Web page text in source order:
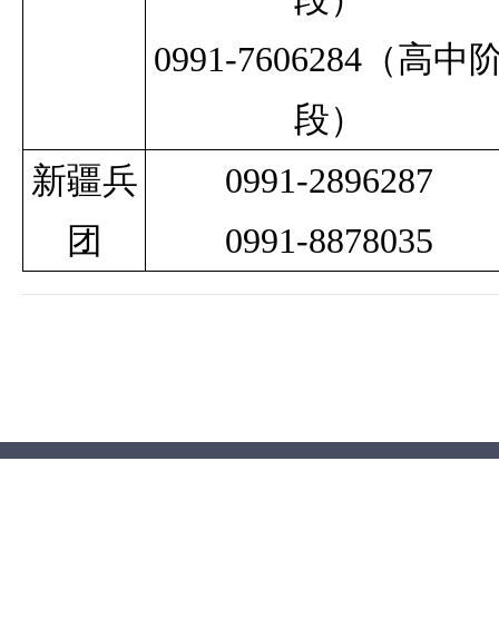
0991-7606284（高中
段）
新疆兵
团
0991-2896287
0991-8878035